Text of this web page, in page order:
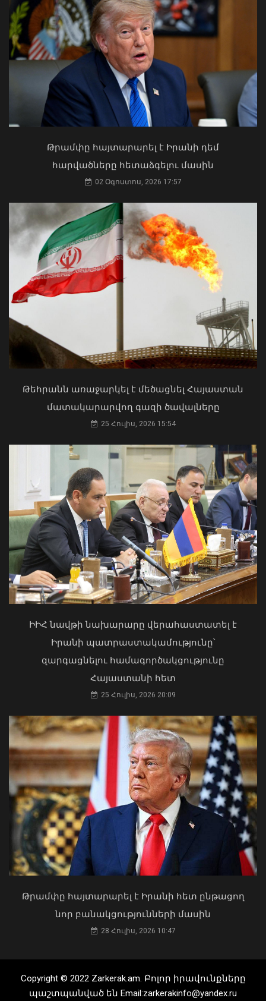
Խոշոր հրդեհ է բռնկվել Երևանի
Սիլիկյան թաղամասի
հարևանությամբ գտնվող
06 Օգոստոս, 2026 22:33
Վթար Լոռու մարզում․ փրկարարները
վարորդին դուրս են բերել
արգելափակումից
06 Օգոստոս, 2026 22:09
Փոփոխություններ են կատարվել
երթուղիներում
06 Օգոստոս, 2026 21:47
ԱԳ փոխնախարարը Նայրոբիում
ներկայացրել է COP17-ի
կազմակերպման Հայաստանի
06 Օգոստոս, 2026 21:44
Ի՞նչ ուղերձ էր ոտքի չկանգնելը.
Աղաջանյանը` ընդդիմությանը
Մկրտության արարողությունից հետո
Արտաշատում 14 մարդ թունավորման
ախտանիշներով դիմել է ԲԿ. ՀՎԿԱԿ
02 Օգոստոս, 2026 15:06
«Ուժեղ Հայաստան»-ը դեմ է
քվեարկելու ԱԺ նախագահի
պաշտոնում Ռուբեն Ռուբինյանի
03 Օգոստոս, 2026 13:13
Դուք 5 տարի ինձնից փախած եք ման
եկել. Կոնջորյանը՝ «Հայաստան»
դաշինքի պատգամավորներին
04 Օգոստոս, 2026 15:53
Թրամփը հայտարարել է Իրանի դեմ
հարվածները հետաձգելու մասին
02 Օգոստոս, 2026 17:57
Թեհրանն առաջարկել է մեծացնել Հայաստան
մատակարարվող գազի ծավալները
25 Հուլիս, 2026 15:54
ԻԻՀ նավթի նախարարը վերահաստատել է
Իրանի պատրաստակամությունը՝
զարգացնելու համագործակցությունը
Հայաստանի հետ
25 Հուլիս, 2026 20:09
Թրամփը հայտարարել է Իրանի հետ ընթացող
նոր բանակցությունների մասին
28 Հուլիս, 2026 10:47
Copyright © 2022 Zarkerak.am. Բոլոր իրավունքները
պաշտպանված են Email:zarkerakinfo@yandex.ru